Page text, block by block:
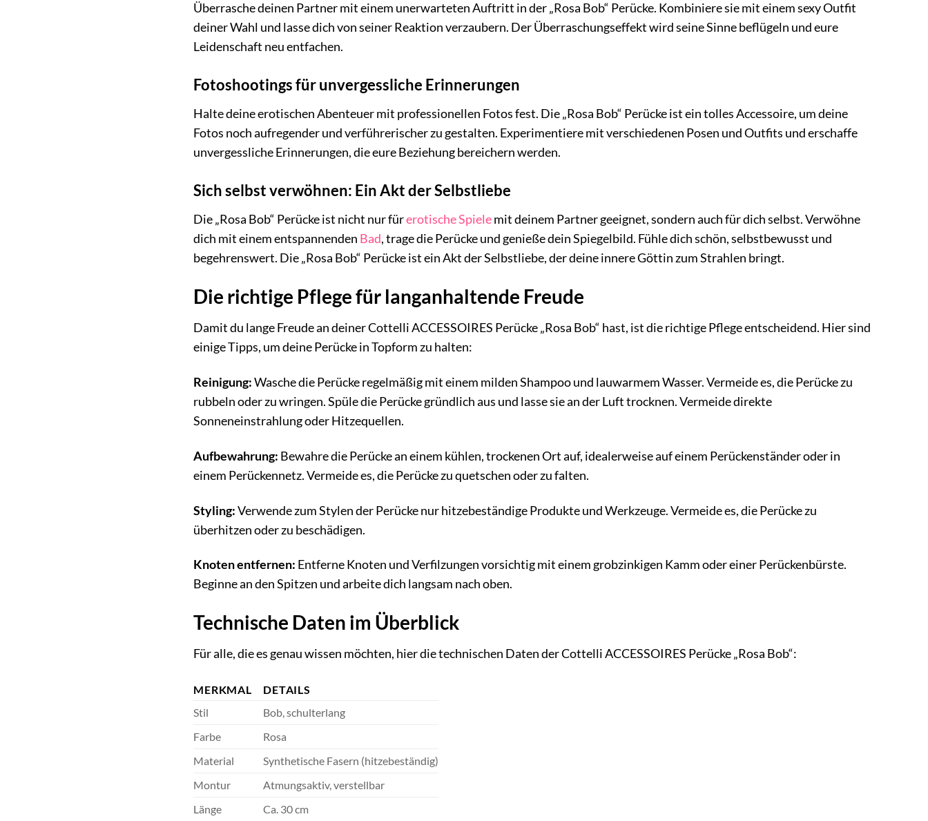
Überrasche deinen Partner mit einem unerwarteten Auftritt in der „Rosa Bob“ Perücke. Kombiniere sie mit einem sexy Outfit
deiner Wahl und lasse dich von seiner Reaktion verzaubern. Der Überraschungseffekt wird seine Sinne beflügeln und eure
Leidenschaft neu entfachen.
Fotoshootings für unvergessliche Erinnerungen
Halte deine erotischen Abenteuer mit professionellen Fotos fest. Die „Rosa Bob“ Perücke ist ein tolles Accessoire, um deine
Fotos noch aufregender und verführerischer zu gestalten. Experimentiere mit verschiedenen Posen und Outfits und erschaffe
unvergessliche Erinnerungen, die eure Beziehung bereichern werden.
Sich selbst verwöhnen: Ein Akt der Selbstliebe
Die „Rosa Bob“ Perücke ist nicht nur fürerotische Spielemit deinem Partner geeignet, sondern auch für dich selbst. Verwöhne
dich mit einem entspannenden Bad, trage die Perücke und genieße dein Spiegelbild. Fühle dich schön, selbstbewusst und
begehrenswert. Die „Rosa Bob“ Perücke ist ein Akt der Selbstliebe, der deine innere Göttin zum Strahlen bringt.
Die richtige Pflege für langanhaltende Freude
Damit du lange Freude an deiner Cottelli ACCESSOIRES Perücke „Rosa Bob“ hast, ist die richtige Pflege entscheidend. Hier sind
einige Tipps, um deine Perücke in Topform zu halten:
Reinigung:Wasche die Perücke regelmäßig mit einem milden Shampoo und lauwarmem Wasser. Vermeide es, die Perücke zu
rubbeln oder zu wringen. Spüle die Perücke gründlich aus und lasse sie an der Luft trocknen. Vermeide direkte
Sonneneinstrahlung oder Hitzequellen.
Aufbewahrung: Bewahre die Perücke an einem kühlen, trockenen Ort auf, idealerweise auf einem Perückenständer oder in
einem Perückennetz. Vermeide es, die Perücke zu quetschen oder zu falten.
Styling:Verwende zum Stylen der Perücke nur hitzebeständige Produkte und Werkzeuge. Vermeide es, die Perücke zu
überhitzen oder zu beschädigen.
Knoten entfernen: Entferne Knoten und Verfilzungen vorsichtig mit einem grobzinkigen Kamm oder einer Perückenbürste.
Beginne an den Spitzen und arbeite dich langsam nach oben.
Technische Daten im Überblick
Für alle, die es genau wissen möchten, hier die technischen Daten der Cottelli ACCESSOIRES Perücke „Rosa Bob“:
MERKMAL
DETAILS
Stil
Bob, schulterlang
Farbe
Rosa
Material
Synthetische Fasern (hitzebeständig)
Montur
Atmungsaktiv, verstellbar
Länge
Ca. 30 cm